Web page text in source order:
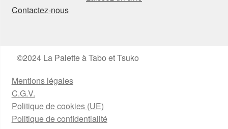
Contactez-nous
©2024 La Palette à Tabo et Tsuko
Mentions légales
C.G.V.
Politique de cookies (UE)
Politique de confidentialité